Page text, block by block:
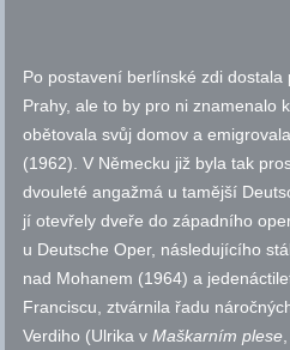
Po postavení berlínské zdi
Prahy, ale to by pro ni znamenalo
obětovala svůj domov a
(1962). V Německu již byla tak
dvouleté angažmá u tamější
jí otevřely dveře do západního
u Deutsche Oper, následujícího
nad Mohanem (1964) a
Franciscu, ztvárnila řadu
Verdiho (Ulrika vMaškarním plese